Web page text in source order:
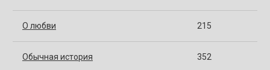
О любви 215
Обычная история 352